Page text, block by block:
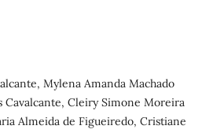
Mylena Amanda Machado
Cavalcante, Cleiry Simone Moreira
Almeida de Figueiredo, Cristiane